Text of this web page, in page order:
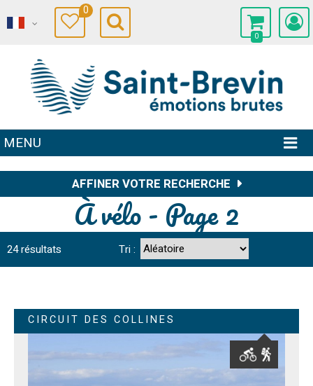
0
0
MENU
AFFINER VOTRE RECHERCHE
À vélo - Page 2
24résultats Tri :
CIRCUIT DES COLLINES